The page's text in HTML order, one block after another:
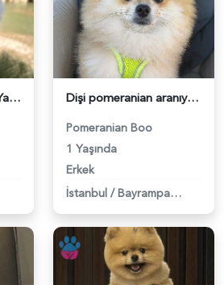
Poomeranian Boo 1 Yaşında Erkek Köpeğim Eş Arıyor - 118984099 Dişi pomeranian aranıyor ciflestirmek için 3 kg - 118984387
Pomeranian Boo
1 Yaşında
Erkek
İstanbul / Bayrampaşa